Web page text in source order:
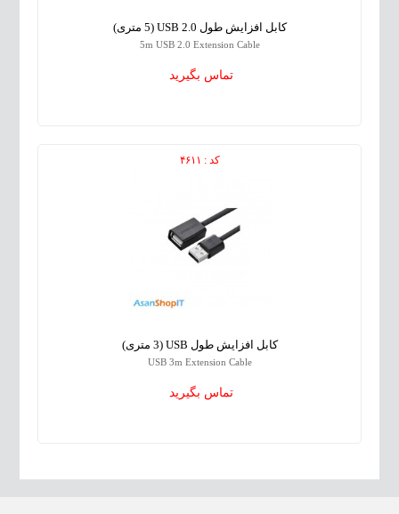
کابل افزایش طول USB 2.0 (5 متری)
5m USB 2.0 Extension Cable
تماس بگیرید
کد : ۴۶۱۱
کابل افزایش طول USB (3 متری)
USB 3m Extension Cable
تماس بگیرید